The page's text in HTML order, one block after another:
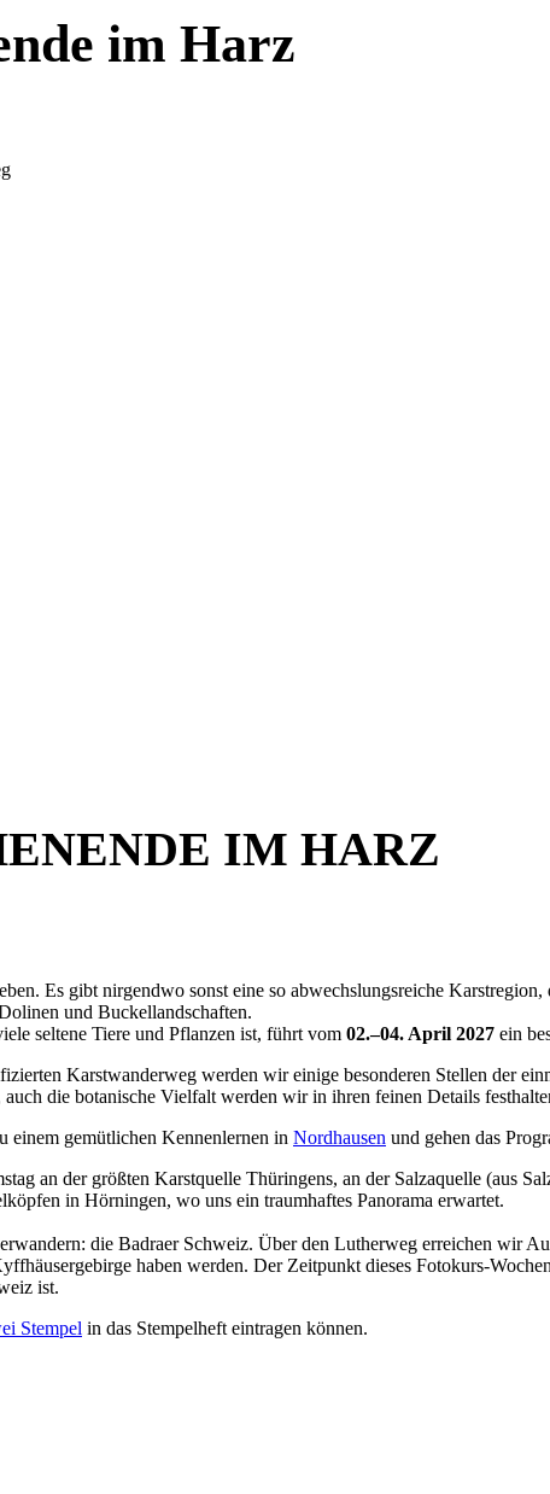
im Harz
IM HARZ
Es gibt nirgendwo sonst eine so abwechslungsreiche
und Buckellandschaften.
seltene Tiere und Pflanzen ist, führt vom 02.–04. April 2027 ein
Karstwanderweg werden wir einige besonderen Stellen der
die botanische Vielfalt werden wir in ihren feinen Details
einem gemütlichen Kennenlernen in Nordhausen und gehen das
an der größten Karstquelle Thüringens, an der Salzaquelle (aus
in Hörningen, wo uns ein traumhaftes Panorama erwartet.
die Badraer Schweiz. Über den Lutherweg erreichen wir
haben werden. Der Zeitpunkt dieses Fotokurs-
ist.
Stempel in das Stempelheft eintragen können.